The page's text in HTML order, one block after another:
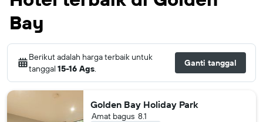
Bay
Berikut adalah harga terbaik untuk
tanggal 15-16 Ags.
Ganti tanggal
Golden Bay Holiday Park
8.1
Amat bagus